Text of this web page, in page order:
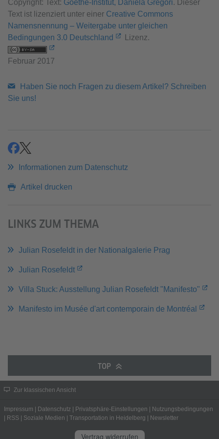
Copyright: Text: Goethe-Institut, Daniela Gregori. Dieser
Text ist lizenziert unter einer Creative Commons
Namensnennung – Weitergabe unter gleichen
Bedingungen 3.0 Deutschland
Lizenz.
Februar 2017
Haben Sie noch Fragen zu diesem Artikel? Schreiben
Sie uns!
teilenteilen
Informationen zum Datenschutz
Artikel drucken
LINKS ZUM THEMA
Julian Rosefeldt in der Nationalgalerie Prag
Julian Rosefeldt
Villa Stuck: Ausstellung Julian Rosefeldt "Manifesto"
Manifesto im Musée d'art contemporain de Montréal
TOP
Zur klassischen Ansicht
Impressum | Datenschutz | Privatsphäre-Einstellungen | Nutzungsbedingungen
| RSS | Soziale Medien | Transportation in Heidelberg | Newsletter
Vertrag widerrufen